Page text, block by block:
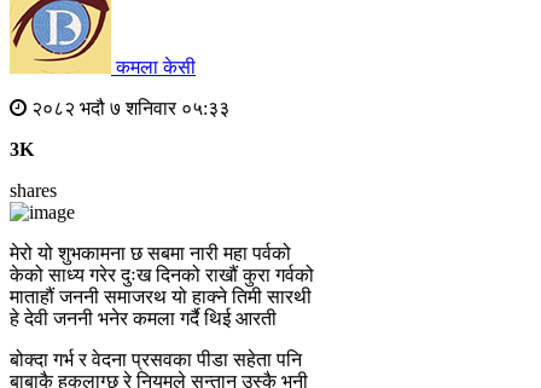
कमला केसी
२०८२ भदौ ७ शनिवार ०५:३३
3K
shares
मेरो यो शुभकामना छ सबमा नारी महा पर्वको
केको साध्य गरेर दुःख दिनको राखौं कुरा गर्वको
माताहौं जननी समाजरथ यो हाक्ने तिमी सारथी
हे देवी जननी भनेर कमला गर्दै थिई आरती
बोक्दा गर्भ र वेदना प्रसवका पीडा सहेता पनि
बाबाकै हकलाग्छ रे नियमले सन्तान उस्कै भनी